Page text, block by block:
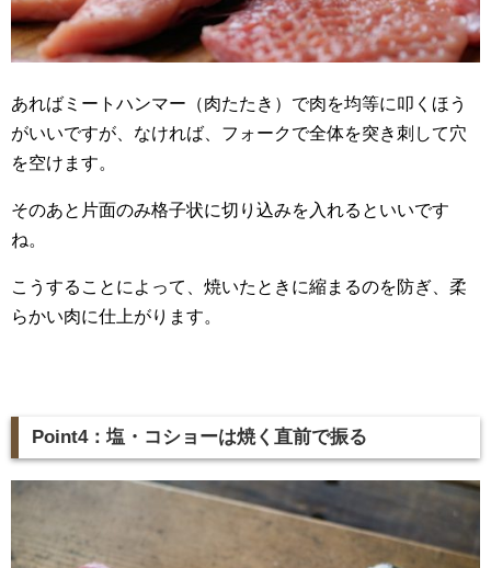
あればミートハンマー（肉たたき）で肉を均等に叩くほう
がいいですが、なければ、フォークで全体を突き刺して穴
を空けます。
そのあと片面のみ格子状に切り込みを入れるといいです
ね。
こうすることによって、焼いたときに縮まるのを防ぎ、柔
らかい肉に仕上がります。
Point4：塩・コショーは焼く直前で振る